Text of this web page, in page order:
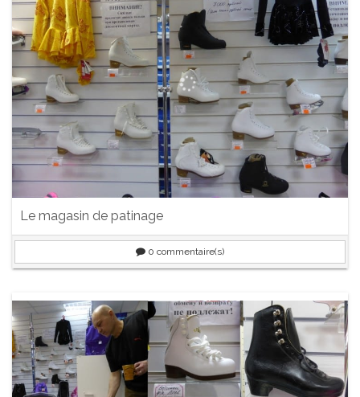
Le magasin de patinage
0 commentaire(s)